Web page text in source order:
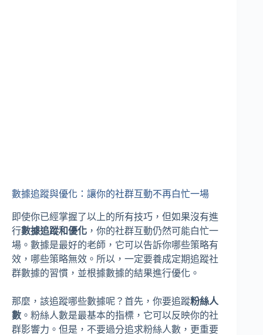
數據追蹤與優化：讓你的社群互動不再白忙一場
即使你已經掌握了以上的所有技巧，但如果沒有進
行數據追蹤和優化 ，你的社群互動仍然可能白忙一
場。數據是最好的老師，它可以告訴你哪些策略有
效，哪些策略無效。所以，一定要養成定期追蹤社
群數據的習慣，並根據數據的結果進行優化。
那麼，該追蹤哪些數據呢？首先，你要追蹤粉絲人
數 。粉絲人數是最基本的指標，它可以反映你的社
群影響力。但是，不要過分追求粉絲人數，更重要